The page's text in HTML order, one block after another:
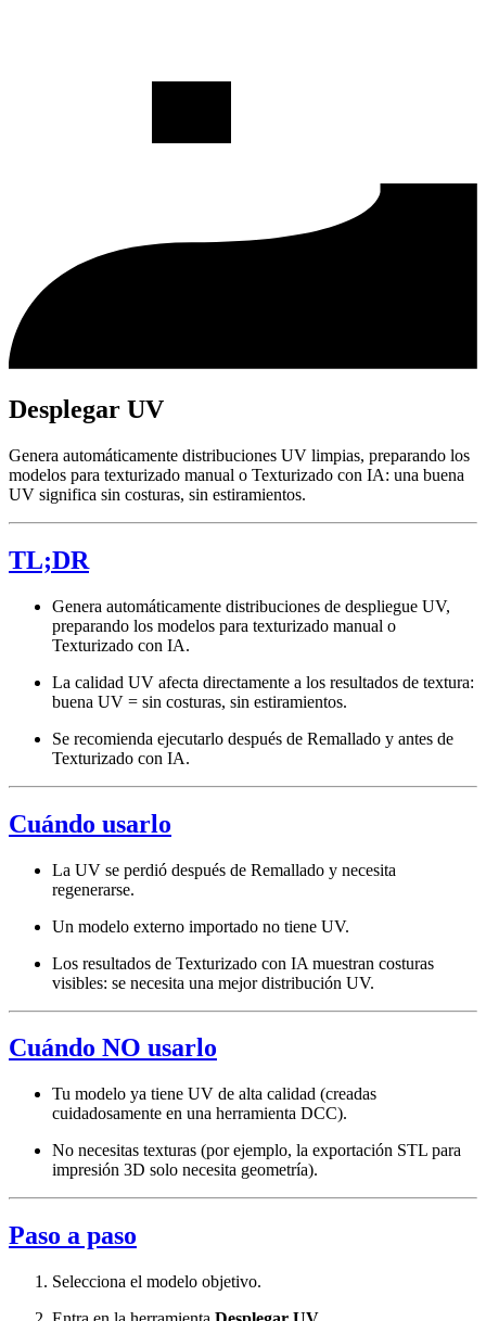
Desplegar UV
Genera automáticamente distribuciones UV limpias, preparando los
modelos para texturizado manual o Texturizado con IA: una buena
UV significa sin costuras, sin estiramientos.
TL;DR
Genera automáticamente distribuciones de despliegue UV,
preparando los modelos para texturizado manual o
Texturizado con IA.
La calidad UV afecta directamente a los resultados de textura:
buena UV = sin costuras, sin estiramientos.
Se recomienda ejecutarlo después de Remallado y antes de
Texturizado con IA.
Cuándo usarlo
La UV se perdió después de Remallado y necesita
regenerarse.
Un modelo externo importado no tiene UV.
Los resultados de Texturizado con IA muestran costuras
visibles: se necesita una mejor distribución UV.
Cuándo NO usarlo
Tu modelo ya tiene UV de alta calidad (creadas
cuidadosamente en una herramienta DCC).
No necesitas texturas (por ejemplo, la exportación STL para
impresión 3D solo necesita geometría).
Paso a paso
Selecciona el modelo objetivo.